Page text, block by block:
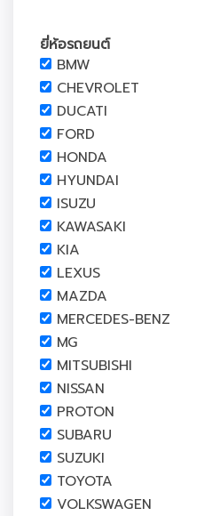
ยี่ห้อรถยนต์
BMW
CHEVROLET
DUCATI
FORD
HONDA
HYUNDAI
ISUZU
KAWASAKI
KIA
LEXUS
MAZDA
MERCEDES-BENZ
MG
MITSUBISHI
NISSAN
PROTON
SUBARU
SUZUKI
TOYOTA
VOLKSWAGEN